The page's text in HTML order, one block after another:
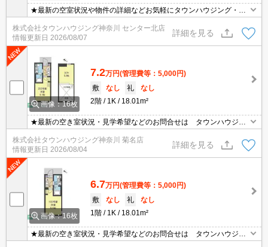
★最新の空室状況や物件の詳細などお気軽にタウンハウジング・セ
株式会社タウンハウジング神奈川 センター北店
情報更新日 2026/08/07
詳細を見る
画像：16枚
7.2万円(管理費等：5,000円)
敷
なし 礼
なし
2階
1K 18.01m²
★最新の空き室状況・見学希望などのお問合せは タウンハウジン
株式会社タウンハウジング神奈川 菊名店
情報更新日 2026/08/04
詳細を見る
画像：16枚
6.7万円(管理費等：5,000円)
敷
なし 礼
なし
1階
1K 18.01m²
★最新の空き室状況・見学希望などのお問合せは タウンハウジン